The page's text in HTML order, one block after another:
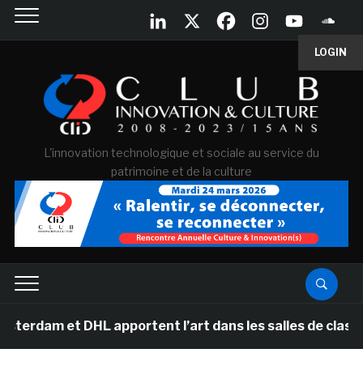
LOGIN
L'innovation technologique et sociale au service du
patrimoine et de la culture
et DHL apportent l’art dans les salles de classe